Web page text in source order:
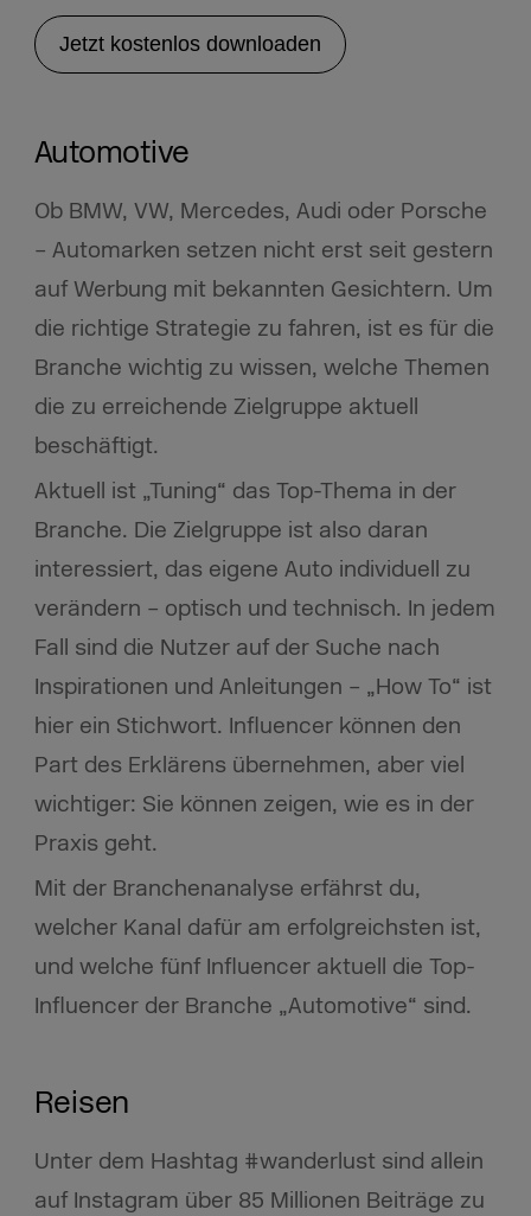
Jetzt kostenlos downloaden
Automotive
Ob BMW, VW, Mercedes, Audi oder Porsche
– Automarken setzen nicht erst seit gestern
auf Werbung mit bekannten Gesichtern. Um
die richtige Strategie zu fahren, ist es für die
Branche wichtig zu wissen, welche Themen
die zu erreichende Zielgruppe aktuell
beschäftigt.
Aktuell ist „Tuning“ das Top-Thema in der
Branche. Die Zielgruppe ist also daran
interessiert, das eigene Auto individuell zu
verändern – optisch und technisch. In jedem
Fall sind die Nutzer auf der Suche nach
Inspirationen und Anleitungen – „How To“ ist
hier ein Stichwort. Influencer können den
Part des Erklärens übernehmen, aber viel
wichtiger: Sie können zeigen, wie es in der
Praxis geht.
Mit der Branchenanalyse erfährst du,
welcher Kanal dafür am erfolgreichsten ist,
und welche fünf Influencer aktuell die Top-
Influencer der Branche „Automotive“ sind.
Reisen
Unter dem Hashtag #wanderlust sind allein
auf Instagram über 85 Millionen Beiträge zu